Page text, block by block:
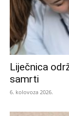
Liječnica
samrti
6. kolovoza 2026.